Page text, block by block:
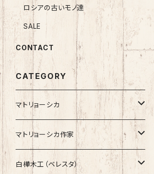
ロシアの古いモノ達
SALE
CONTACT
CATEGORY
マトリョーシカ
ノン入れ子マトリョーシカ
イコンモチーフ
マトリョーシカ作家
イリーナ・ヴァトゥルーシキナ
白樺木工（ベレスタ）